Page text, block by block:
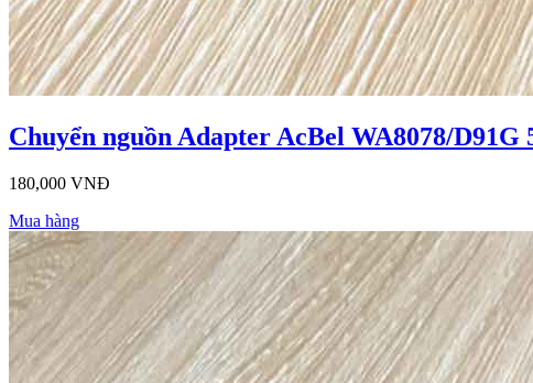
Chuyển nguồn Adapter AcBel WA8078/D91G
180,000 VNĐ
Mua hàng